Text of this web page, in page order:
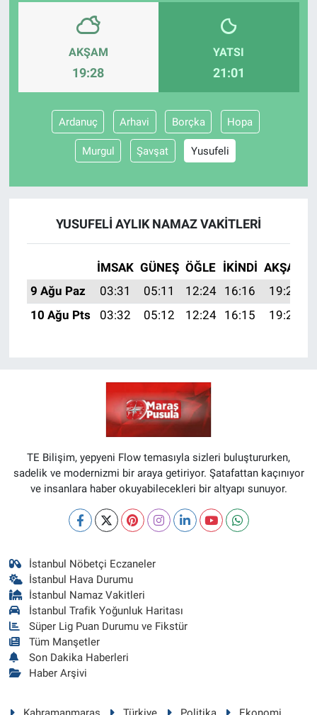
AKŞAM
19:28
YATSI
21:01
Ardanuç Arhavi Borçka Hopa
Murgul Şavşat Yusufeli
YUSUFELI AYLIK NAMAZ VAKITLERI
İMSAK GÜNEŞ ÖĞLE İKINDI AKŞAM
9 Ağu Paz
03:31 05:11 12:24 16:16 19:28
10 Ağu Pts
03:32 05:12 12:24 16:15 19:27
TE Bilişim, yepyeni Flow temasıyla sizleri buluştururken,
sadelik ve modernizmi bir araya getiriyor. Şatafattan kaçınıyor
ve insanlara haber okuyabilecekleri bir altyapı sunuyor.
İstanbul Nöbetçi Eczaneler
İstanbul Hava Durumu
İstanbul Namaz Vakitleri
İstanbul Trafik Yoğunluk Haritası
Süper Lig Puan Durumu ve Fikstür
Tüm Manşetler
Son Dakika Haberleri
Haber Arşivi
ÇEVRE
EĞİTİM
BİLİM VE TEKNOLOJİ
Güvenlik
Bölge